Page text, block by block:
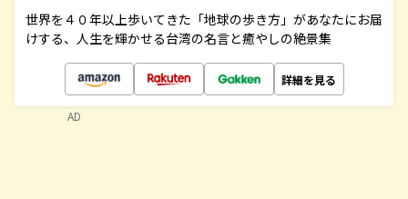
世界を４０年以上歩いてきた「地球の歩き方」があなたにお届
けする、人生を輝かせる台湾の名言と癒やしの絶景集
詳細を見る
AD